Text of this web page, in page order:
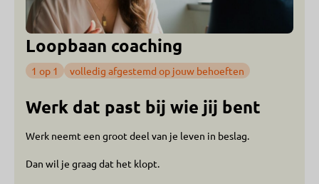
Loopbaan coaching
1 op 1 volledig afgestemd op jouw behoeften
Werk dat past bij wie jij bent
Werk neemt een groot deel van je leven in beslag.
Dan wil je graag dat het klopt.